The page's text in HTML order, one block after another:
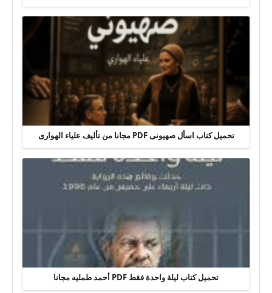
تحميل كتاب اسأل صهيونى PDF مجانا من تأليف علياء الهوارى
تحميل كتاب ليلة واحدة فقط PDF أحمد طمليه مجانا